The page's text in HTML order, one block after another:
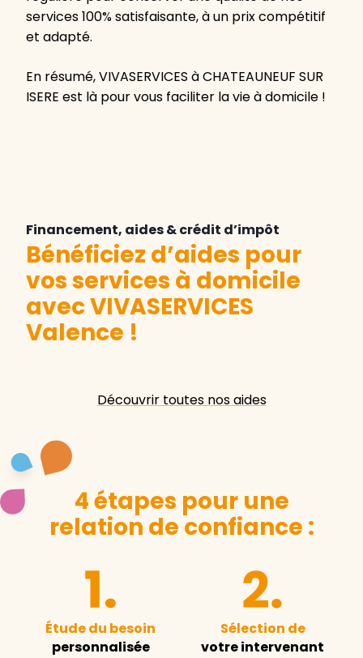
services 100% satisfaisante, à un prix compétitif
et adapté.
En résumé, VIVASERVICES à CHATEAUNEUF SUR
ISERE est là pour vous faciliter la vie à domicile !
Financement, aides & crédit d’impôt
Bénéficiez d’aides pour
vos services à domicile
avec VIVASERVICES
Valence !
Découvrir toutes nos aides
4 étapes pour une
relation de confiance :
Étude du besoin
personnalisée
Sélection de
votre intervenant